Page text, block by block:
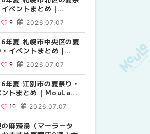
イベントまとめ |
HOKKAIDO
2026.07.07
9
年夏 札幌市中央区の夏
イベントまとめ |
HOKKAIDO
2026.07.07
9
年夏 江別市の夏祭り・
ントまとめ | MouLa
2026.07.07
10
麻辣湯（マーラータ
祭り・イベントまとめ |
9
2026年夏 札幌市南区の夏祭
り・イベントまとめ |
8
2026年夏 札幌市中央区の夏
祭り・イベントまとめ |
9
2026年夏 恵庭市・千歳市の
ン）おすすめ専門店6選！本
徹底比較 | MouLa
HOKKAIDO
5
2026年夏 札幌市豊平区の夏
祭り・イベントまとめ |
9
【新千歳空港】新カードラウ
ンジが開業。「SUPER
ラウンジアネックス）」をご
紹介！！ | MouLa
HOKKAIDO
18
2026年夏 札幌市南区の夏祭